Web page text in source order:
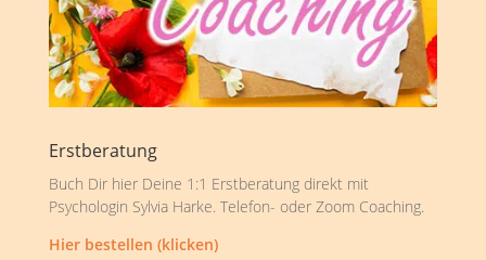
Erstberatung
Buch Dir hier Deine 1:1 Erstberatung direkt mit
Psychologin Sylvia Harke. Telefon- oder Zoom Coaching.
Hier bestellen (klicken)